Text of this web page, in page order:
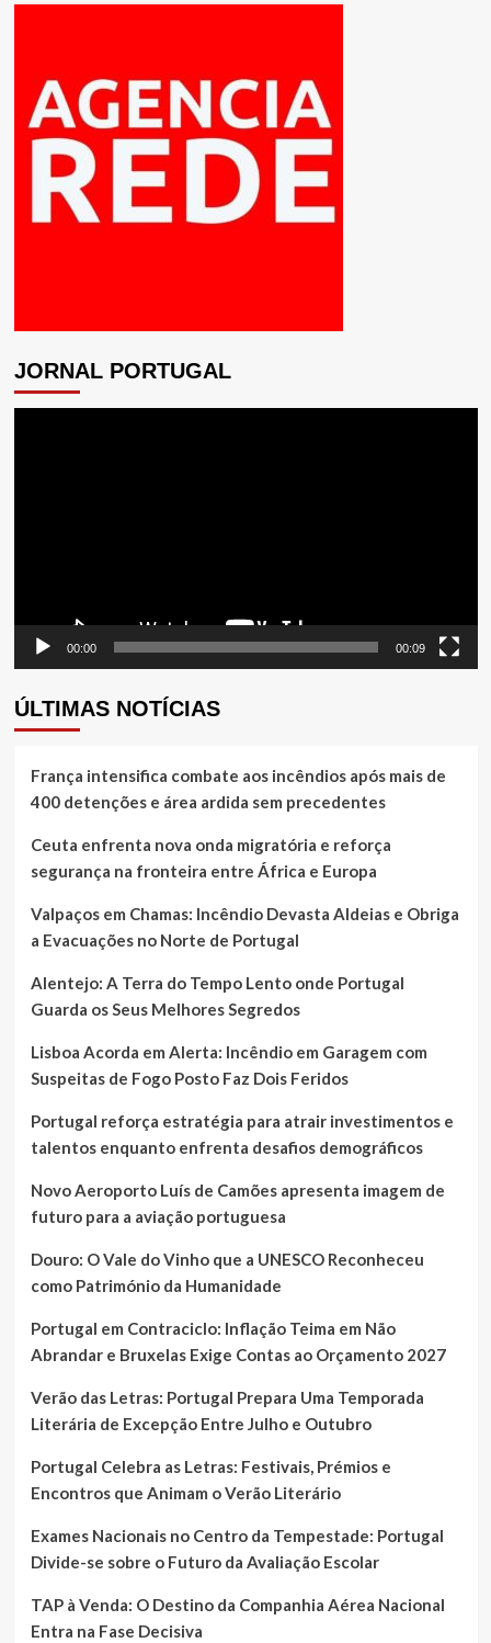
JORNAL PORTUGAL
00:00 00:09
ÚLTIMAS NOTÍCIAS
França intensifica combate aos incêndios após mais de
400 detenções e área ardida sem precedentes
Ceuta enfrenta nova onda migratória e reforça
segurança na fronteira entre África e Europa
Valpaços em Chamas: Incêndio Devasta Aldeias e Obriga
a Evacuações no Norte de Portugal
Alentejo: A Terra do Tempo Lento onde Portugal
Guarda os Seus Melhores Segredos
Lisboa Acorda em Alerta: Incêndio em Garagem com
Suspeitas de Fogo Posto Faz Dois Feridos
Portugal reforça estratégia para atrair investimentos e
talentos enquanto enfrenta desafios demográficos
Novo Aeroporto Luís de Camões apresenta imagem de
futuro para a aviação portuguesa
Douro: O Vale do Vinho que a UNESCO Reconheceu
como Património da Humanidade
Portugal em Contraciclo: Inflação Teima em Não
Abrandar e Bruxelas Exige Contas ao Orçamento 2027
Verão das Letras: Portugal Prepara Uma Temporada
Literária de Excepção Entre Julho e Outubro
Portugal Celebra as Letras: Festivais, Prémios e
Encontros que Animam o Verão Literário
Exames Nacionais no Centro da Tempestade: Portugal
Divide-se sobre o Futuro da Avaliação Escolar
TAP à Venda: O Destino da Companhia Aérea Nacional
Entra na Fase Decisiva